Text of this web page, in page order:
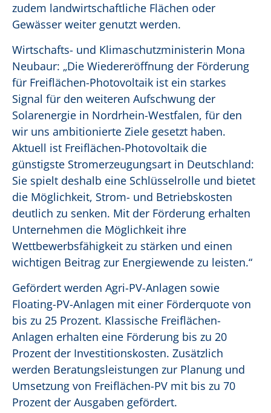
zudem landwirtschaftliche Flächen oder
Gewässer weiter genutzt werden.
Wirtschafts- und Klimaschutzministerin Mona
Neubaur: „Die Wiedereröffnung der Förderung
für Freiflächen-Photovoltaik ist ein starkes
Signal für den weiteren Aufschwung der
Solarenergie in Nordrhein-Westfalen, für den
wir uns ambitionierte Ziele gesetzt haben.
Aktuell ist Freiflächen-Photovoltaik die
günstigste Stromerzeugungsart in Deutschland:
Sie spielt deshalb eine Schlüsselrolle und bietet
die Möglichkeit, Strom- und Betriebskosten
deutlich zu senken. Mit der Förderung erhalten
Unternehmen die Möglichkeit ihre
Wettbewerbsfähigkeit zu stärken und einen
wichtigen Beitrag zur Energiewende zu leisten.“
Gefördert werden Agri-PV-Anlagen sowie
Floating-PV-Anlagen mit einer Förderquote von
bis zu 25 Prozent. Klassische Freiflächen-
Anlagen erhalten eine Förderung bis zu 20
Prozent der Investitionskosten. Zusätzlich
werden Beratungsleistungen zur Planung und
Umsetzung von Freiflächen-PV mit bis zu 70
Prozent der Ausgaben gefördert.